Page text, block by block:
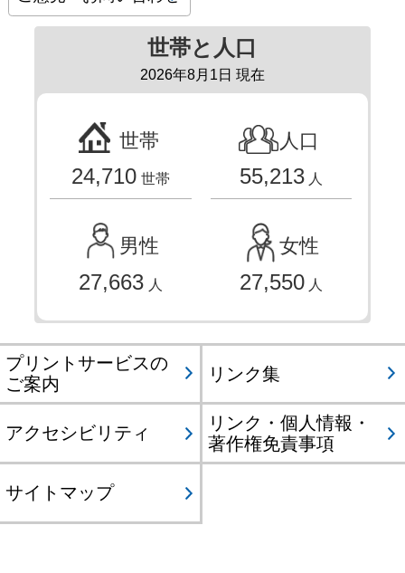
世帯と人口
2026年8月1日 現在
世帯
24,710 世帯
人口
55,213 人
男性
27,663 人
女性
27,550 人
プリントサービスの
ご案内
リンク集
アクセシビリティ
リンク・個人情報・
著作権免責事項
サイトマップ